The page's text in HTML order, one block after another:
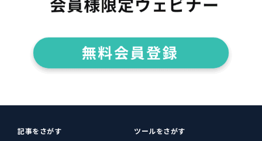
記事をさがす
ツールをさがす